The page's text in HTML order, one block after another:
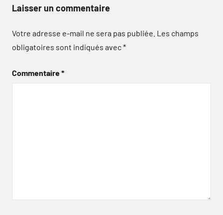
Laisser un commentaire
Votre adresse e-mail ne sera pas publiée. Les champs
obligatoires sont indiqués avec*
Commentaire*